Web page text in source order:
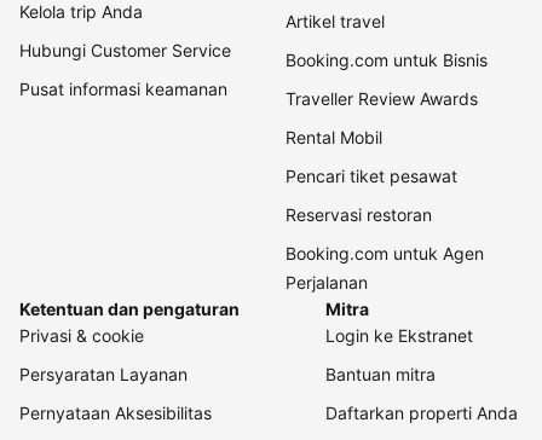
Kelola trip Anda
Hubungi Customer Service
Pusat informasi keamanan
Artikel travel
Booking.com untuk Bisnis
Traveller Review Awards
Rental Mobil
Pencari tiket pesawat
Reservasi restoran
Booking.com untuk Agen
Perjalanan
Ketentuan dan pengaturan
Privasi & cookie
Persyaratan Layanan
Pernyataan Aksesibilitas
Mitra
Login ke Ekstranet
Bantuan mitra
Daftarkan properti Anda